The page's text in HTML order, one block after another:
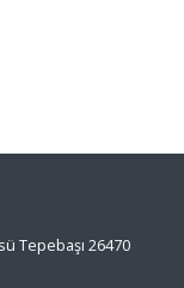
Tepebaşı 26470